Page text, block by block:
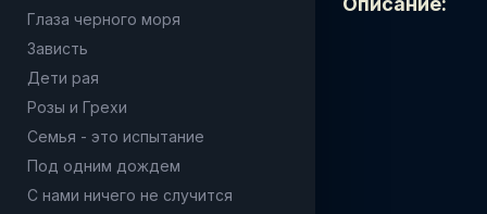
Глаза черного моря
Зависть
Дети рая
Розы и Грехи
Семья - это испытание
Под одним дождем
С нами ничего не случится